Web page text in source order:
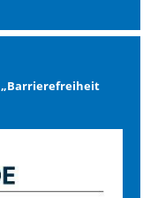
„Barrierefreiheit